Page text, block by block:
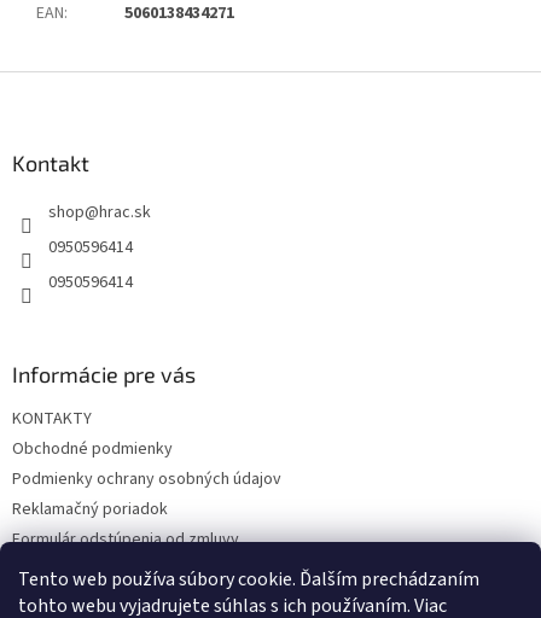
Tento web používa súbory cookie. Ďalším prechádzaním
tohto webu vyjadrujete súhlas s ich používaním. Viac
EAN: 5060138434271
Kontakt
shop@hrac.sk
0950596414
0950596414
Informácie pre vás
KONTAKTY
Obchodné podmienky
Podmienky ochrany osobných údajov
Reklamačný poriadok
Formulár odstúpenia od zmluvy
Reklamačný formulár